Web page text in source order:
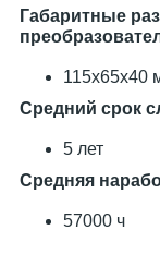
Габаритные
115х65х40
Средний срок
5 лет
Средняя
57000 ч